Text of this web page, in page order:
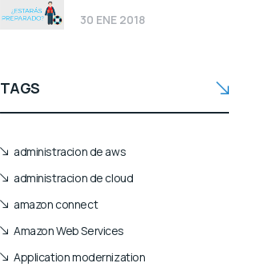
30 ENE 2018
TAGS
administracion de aws
administracion de cloud
amazon connect
Amazon Web Services
Application modernization